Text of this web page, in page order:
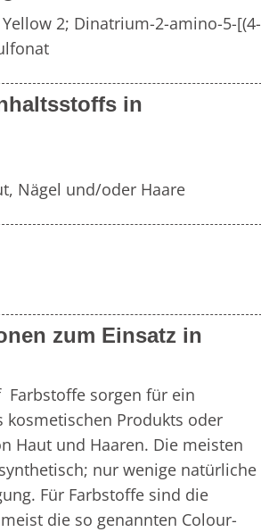
Zahnersatz
Produktsicherheit
2; Dinatrium-2-amino-5-[(4-
in
Nägel und/oder Haare
zum Einsatz in
Farbstoffe sorgen für ein
kosmetischen Produkts oder
Haut und Haaren. Die meisten
nur wenige natürliche
Für Farbstoffe sind die
die so genannten Colour-